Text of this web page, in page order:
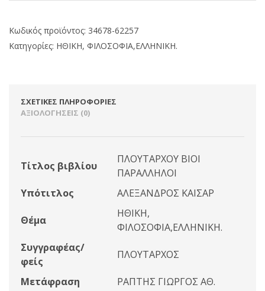
Κωδικός προϊόντος: 34678-62257
Κατηγορίες: ΗΘΙΚΗ, ΦΙΛΟΣΟΦΙΑ,ΕΛΛΗΝΙΚΗ.
ΣΧΕΤΙΚΈΣ ΠΛΗΡΟΦΟΡΊΕΣ
ΑΞΙΟΛΟΓΉΣΕΙΣ (0)
Τίτλος βιβλίου
ΠΛΟΥΤΑΡΧΟΥ ΒΙΟΙ
ΠΑΡΑΛΛΗΛΟΙ
Υπότιτλος
ΑΛΕΞΑΝΔΡΟΣ ΚΑΙΣΑΡ
Θέμα
ΗΘΙΚΗ,
ΦΙΛΟΣΟΦΙΑ,ΕΛΛΗΝΙΚΗ.
Συγγραφέας/
φείς
ΠΛΟΥΤΑΡΧΟΣ
Μετάφραση
ΡΑΠΤΗΣ ΓΙΩΡΓΟΣ ΑΘ.